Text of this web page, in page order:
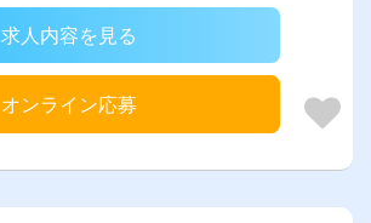
求人内容を見る
オンライン応募